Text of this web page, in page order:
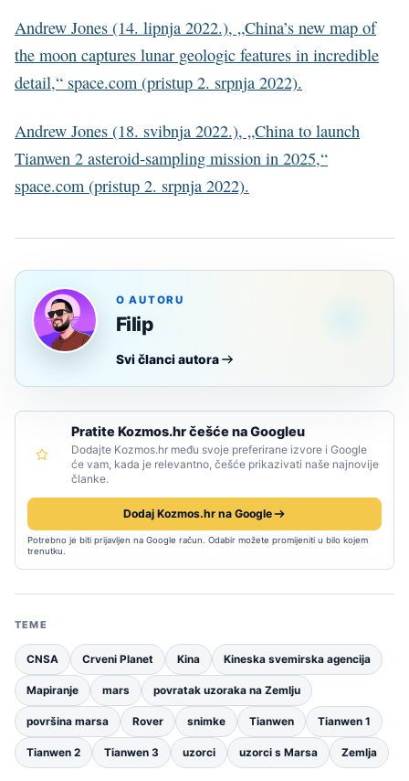
Andrew Jones (14. lipnja 2022.), „China’s new map of
the moon captures lunar geologic features in incredible
detail,“ space.com (pristup 2. srpnja 2022).
Andrew Jones (18. svibnja 2022.), „China to launch
Tianwen 2 asteroid-sampling mission in 2025,“
space.com (pristup 2. srpnja 2022).
O AUTORU
Filip
Svi članci autora
Pratite Kozmos.hr češće na Googleu
Dodajte Kozmos.hr među svoje preferirane izvore i Google
će vam, kada je relevantno, češće prikazivati naše najnovije
članke.
Dodaj Kozmos.hr na Google
Potrebno je biti prijavljen na Google račun. Odabir možete promijeniti u bilo kojem
trenutku.
TEME
CNSA Crveni Planet Kina Kineska svemirska agencija
Mapiranje mars povratak uzoraka na Zemlju
površina marsa Rover snimke Tianwen Tianwen 1
Tianwen 2 Tianwen 3 uzorci uzorci s Marsa Zemlja